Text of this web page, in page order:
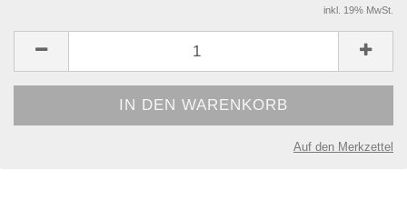
inkl. 19% MwSt.
Auf den Merkzettel